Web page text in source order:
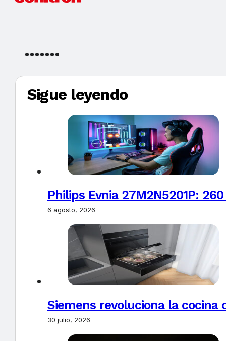
Sigue leyendo
Philips Evnia 27M2N5201P:
6 agosto, 2026
Siemens revoluciona la
30 julio, 2026